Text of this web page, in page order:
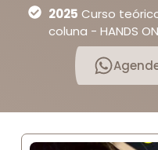
2025 Curso
coluna - HANDS